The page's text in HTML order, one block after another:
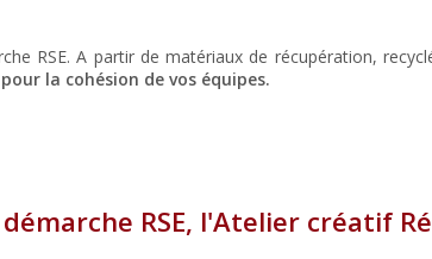
RSE. A partir de matériaux de récupération,
la cohésion de vos équipes.
RSE, l'Atelier créatif